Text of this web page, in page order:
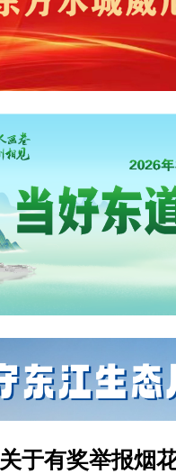
关于有奖举报烟